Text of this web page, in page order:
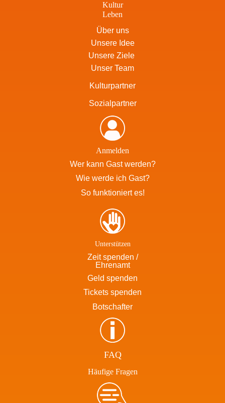
Kultur
Leben
Über uns
Unsere Idee
Unsere Ziele
Unser Team
Kulturpartner
Sozialpartner
Anmelden
Wer kann Gast werden?
Wie werde ich Gast?
So funktioniert es!
Unterstützen
Zeit spenden /
Ehrenamt
Geld spenden
Tickets spenden
Botschafter
FAQ
Häufige Fragen